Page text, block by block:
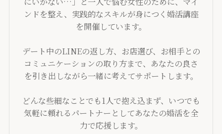
ンドを整え、実践的なスキルが身につく婚活講座
を開催しています。
デート中のLINEの返し方、お店選び、お相手との
コミュニケーションの取り方まで、あなたの良さ
を引き出しながら一緒に考えてサポートします。
どんな些細なことでも1人で抱え込まず、いつでも
気軽に頼れるパートナーとしてあなたの婚活を全
力で応援します。